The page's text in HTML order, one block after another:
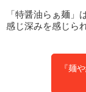
「特醤油らぁ麺
感じ深みを感じら
『麺